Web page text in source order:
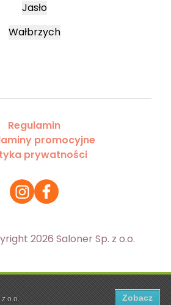
o.o. Zobacz
cookies. Aby dowiedzieć się
Jasło
Wałbrzych
Regulamin
promocyjne
prywatności
2026 Saloner Sp. z o.o.